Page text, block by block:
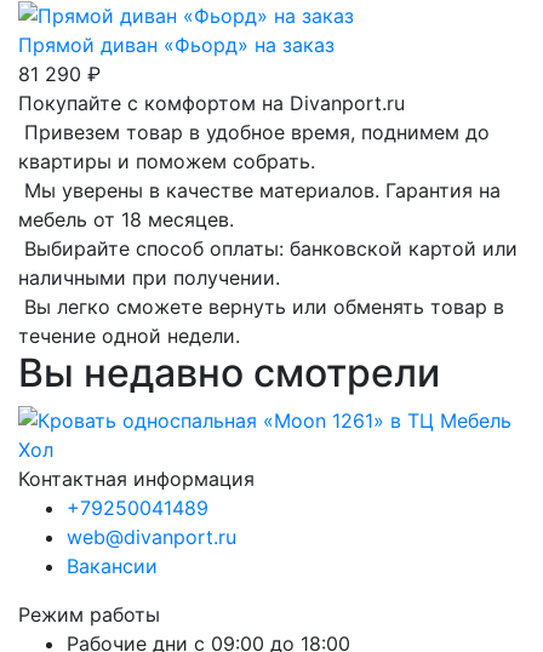
Прямой диван «Фьорд» на заказ
81 290 ₽
Покупайте с комфортом на Divanport.ru
Привезем товар в удобное время, поднимем до
квартиры и поможем собрать.
Мы уверены в качестве материалов. Гарантия на
мебель от 18 месяцев.
Выбирайте способ оплаты: банковской картой или
наличными при получении.
Вы легко сможете вернуть или обменять товар в
течение одной недели.
Вы недавно смотрели
Контактная информация
+79250041489
web@divanport.ru
Вакансии
Режим работы
Рабочие дни с 09:00 до 18:00